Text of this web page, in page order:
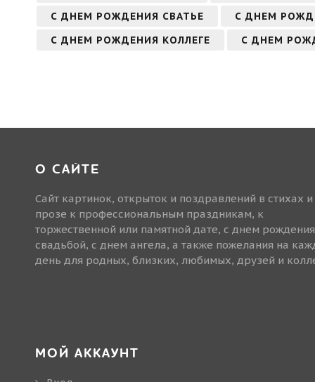
С ДНЕМ РОЖДЕНИЯ СВАТЬЕ
С ДНЕМ
С ДНЕМ РОЖДЕНИЯ КОЛЛЕГЕ
С ДНЕМ
О САЙТЕ
Сайт картинок, открыток и поздравлений в стихах и
прозе к профессиональным праздникам, к
торжественной или памятной дате, с днем
свадьбой, с днем ангела, а также пожелания на
день для родных, близких, любимых, друзей и
МОЙ АККАУНТ